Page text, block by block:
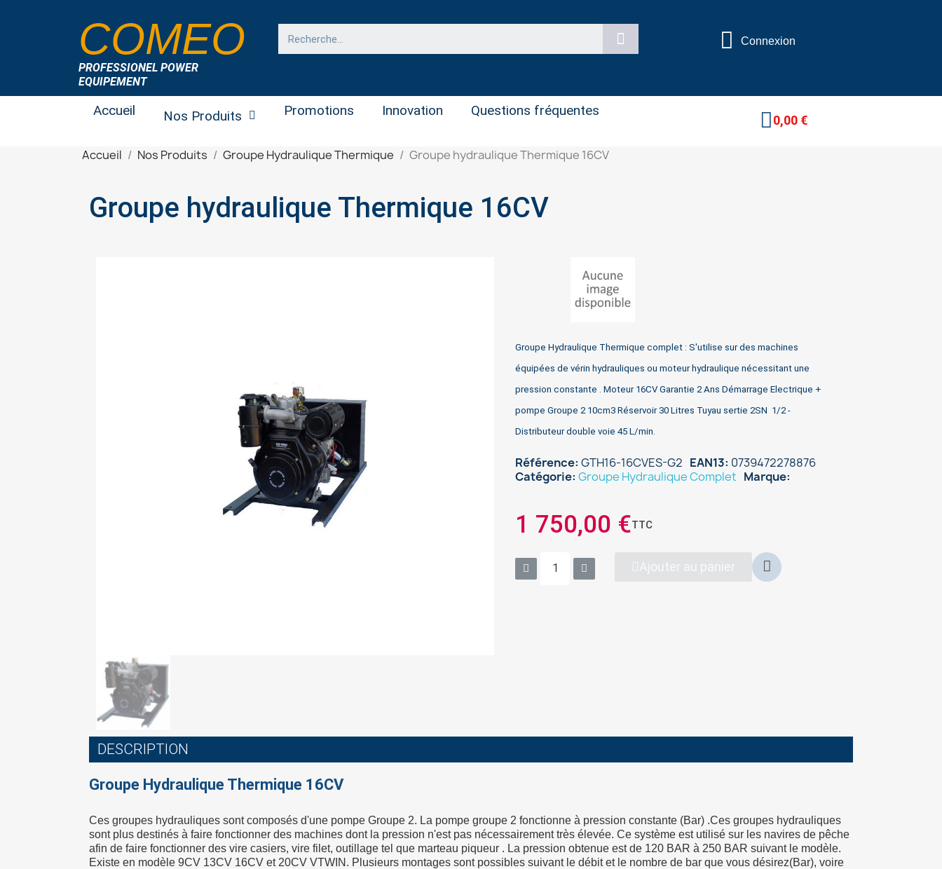
COMEO
PROFESSIONEL POWER
EQUIPEMENT
Connexion
Accueil Nos Produits Promotions Innovation Questions fréquentes
0,00 €
Accueil Nos Produits Groupe Hydraulique Thermique Groupe hydraulique Thermique 16CV
Groupe hydraulique Thermique 16CV
Groupe Hydraulique Thermique complet : S'utilise sur des machines
équipées de vérin hydrauliques ou moteur hydraulique nécessitant une
pression constante . Moteur 16CV Garantie 2 Ans Démarrage Electrique +
pompe Groupe 2 10cm3 Réservoir 30 Litres Tuyau sertie 2SN 1/2 -
Distributeur double voie 45 L/min.
Référence GTH16-16CVES-G2 EAN13 0739472278876
Catégorie Groupe Hydraulique Complet Marque
1 750,00 €TTC
Ajouter au panier
DESCRIPTION
Groupe Hydraulique Thermique 16CV
Ces groupes hydrauliques sont composés d'une pompe Groupe 2. La pompe groupe 2 fonctionne à pression constante (Bar) .Ces groupes hydrauliques
sont plus destinés à faire fonctionner des machines dont la pression n'est pas nécessairement très élevée. Ce système est utilisé sur les navires de pêche
afin de faire fonctionner des vire casiers, vire filet, outillage tel que marteau piqueur . La pression obtenue est de 120 BAR à 250 BAR suivant le modèle.
Existe en modèle 9CV 13CV 16CV et 20CV VTWIN. Plusieurs montages sont possibles suivant le débit et le nombre de bar que vous désirez(Bar), voire